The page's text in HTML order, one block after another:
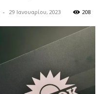
- 29 Ιανουαρίου, 2023 208